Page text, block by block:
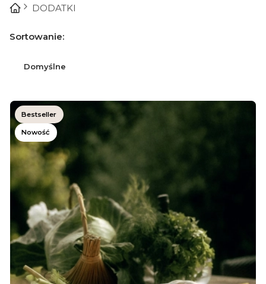
DODATKI
Lista produktów
Sortowanie:
Domyślne
Bestseller
Nowość